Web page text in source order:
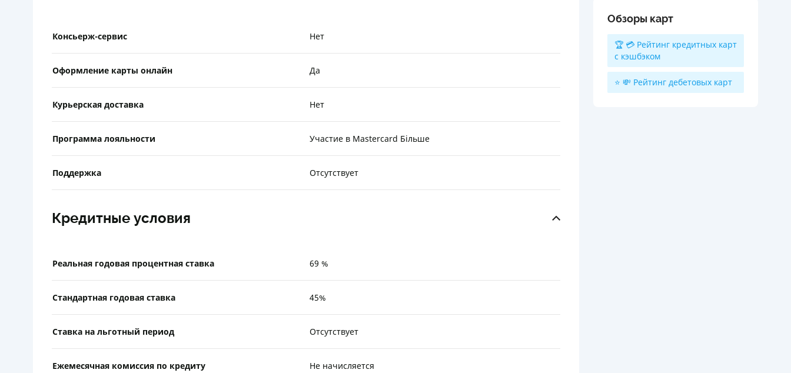
Консьерж-сервис Нет
Оформление карты онлайн Да
Курьерская доставка Нет
Программа лояльности Участие в Mastercard Більше
Поддержка Отсутствует
Кредитные условия
Реальная годовая процентная ставка 69 %
Стандартная годовая ставка 45%
Ставка на льготный период Отсутствует
Ежемесячная комиссия по кредиту Не начисляется
Обзоры карт
🏆 💳 Рейтинг кредитных карт
с кэшбэком
⭐ 💸 Рейтинг дебетовых карт